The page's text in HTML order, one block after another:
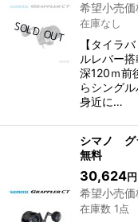
希望小売価
在庫なし
【タイラ
ルレバー
深120ｍ前
らシング
身近に…
シマノ グ
無料
30,624円
希望小売価
在庫数 1点